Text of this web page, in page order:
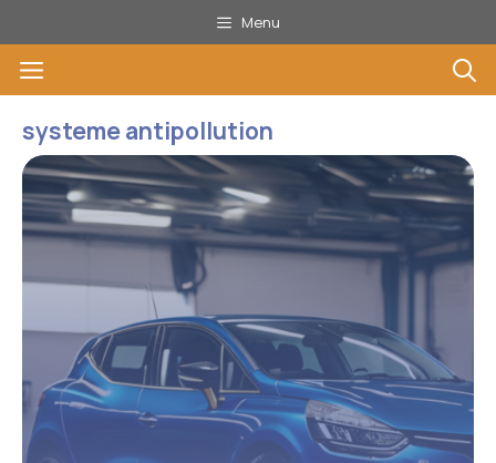
au
contenu
Menu
Menu
systeme antipollution